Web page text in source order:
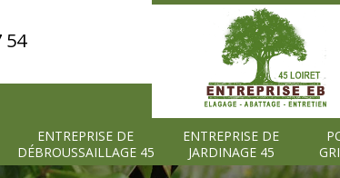
54
ENTREPRISE DE
DÉBROUSSAILLAGE 45
ENTREPRISE DE
JARDINAGE 45